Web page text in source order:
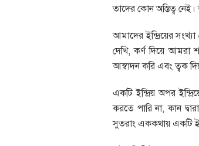
তাদের কোন অস্তিত্ব
আমাদের ইন্দ্রিয়ের
দেখি, কর্ণ দিয়ে আমরা
আস্বাদন করি এবং ত্বক
একটি ইন্দ্রিয় অপর
করতে পারি না, কান
সুতরাং এককথায় একটি